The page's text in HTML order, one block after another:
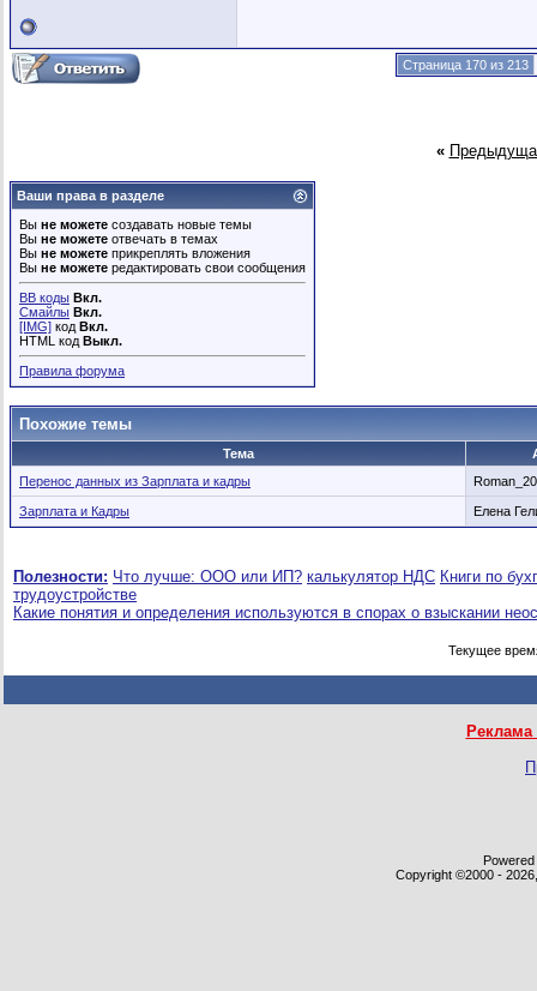
Страница 170 из 213
«
Ваши права в разделе
Вы не можете создавать новые темы
Вы не можете отвечать в темах
Вы не можете прикреплять вложения
Вы не можете редактировать свои сообщения
BB коды Вкл.
Смайлы Вкл.
[IMG] код Вкл.
HTML код Выкл.
Правила форума
Похожие темы
Тема
Перенос данных из Зарплата и кадры
Зарплата и Кадры Елена
Полезности: Что лучше: ООО или ИП? калькулятор НДС Книги по
трудоустройстве
Какие понятия и определения используются в спорах о взыскании
Текущее
Copyright ©2000 -